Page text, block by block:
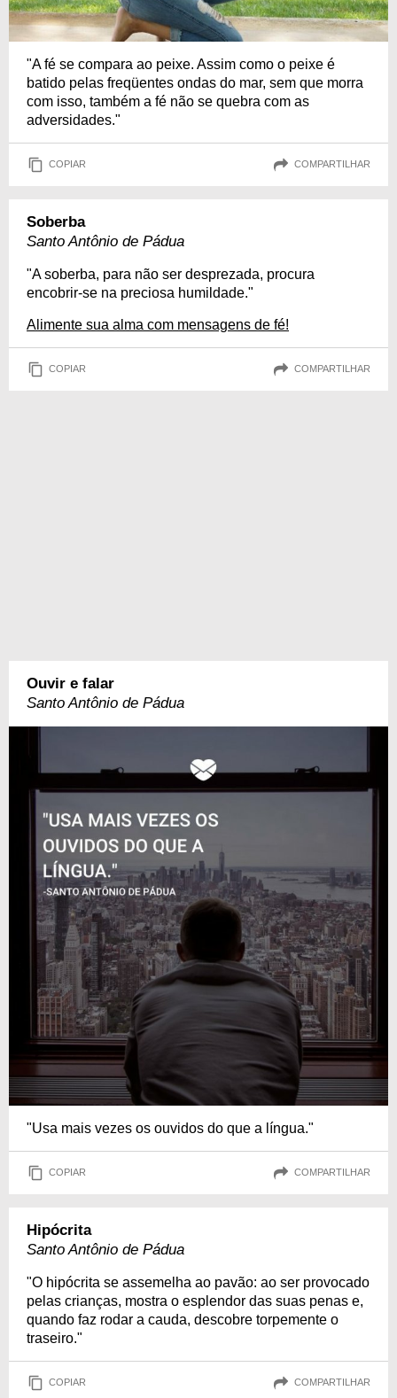
"A fé se compara ao peixe. Assim como o peixe é
batido pelas freqüentes ondas do mar, sem que morra
com isso, também a fé não se quebra com as
adversidades."
COPIAR COMPARTILHAR
Soberba
Santo Antônio de Pádua
"A soberba, para não ser desprezada, procura
encobrir-se na preciosa humildade."
Alimente sua alma com mensagens de fé!
COPIAR COMPARTILHAR
Ouvir e falar
Santo Antônio de Pádua
"Usa mais vezes os ouvidos do que a língua."
COPIAR COMPARTILHAR
Hipócrita
Santo Antônio de Pádua
"O hipócrita se assemelha ao pavão: ao ser provocado
pelas crianças, mostra o esplendor das suas penas e,
quando faz rodar a cauda, descobre torpemente o
traseiro."
COPIAR COMPARTILHAR